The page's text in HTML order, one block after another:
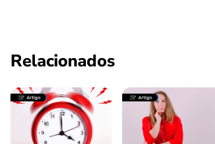
Relacionados